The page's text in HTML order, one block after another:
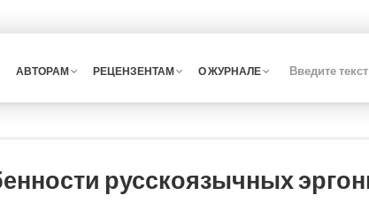
АВТОРАМ РЕЦЕНЗЕНТАМ О ЖУРНАЛЕ
русскоязычных